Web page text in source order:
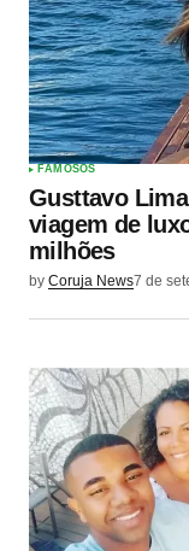
FAMOSOS
Gusttavo
viagem de
milhões
by Coruja News7 de